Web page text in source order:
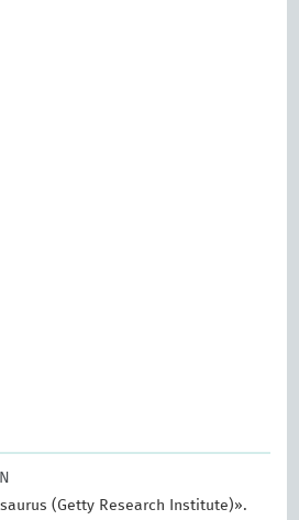
(Getty Research Institute)».